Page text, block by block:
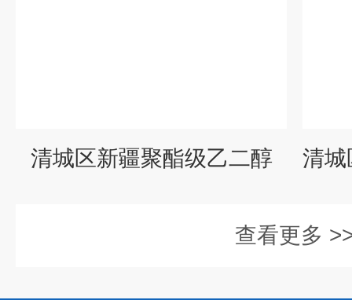
清城区新疆聚酯级乙二醇
查看更多